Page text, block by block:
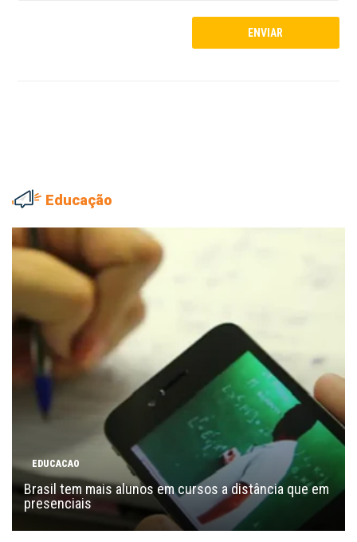
Educação
EDUCACAO
Brasil tem mais alunos em cursos a distância que em
presenciais